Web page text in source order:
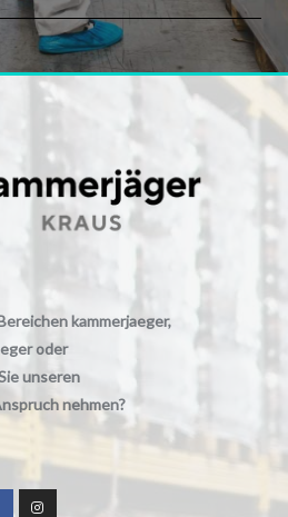
kammerjaeger,
oder
unseren
nehmen?